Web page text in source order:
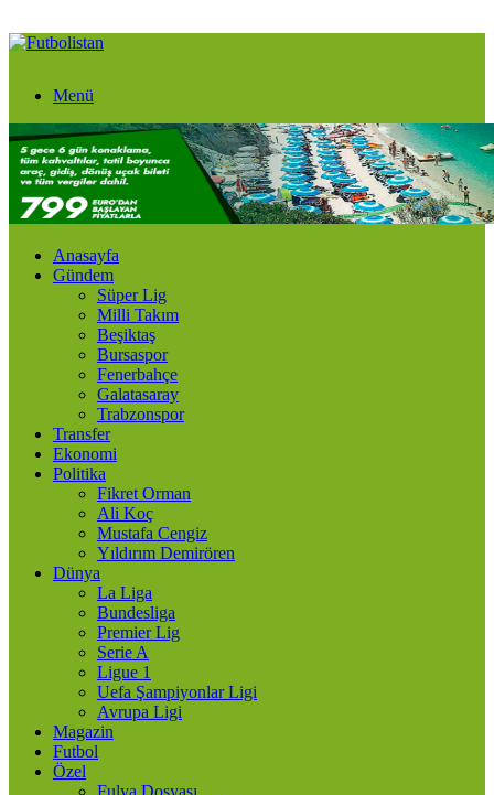
Menü
Anasayfa
Gündem
Süper Lig
Milli Takım
Beşiktaş
Bursaspor
Fenerbahçe
Galatasaray
Trabzonspor
Transfer
Ekonomi
Politika
Fikret Orman
Ali Koç
Mustafa Cengiz
Yıldırım Demirören
Dünya
La Liga
Bundesliga
Premier Lig
Serie A
Ligue 1
Uefa Şampiyonlar Ligi
Avrupa Ligi
Magazin
Futbol
Özel
Fulya Dosyası